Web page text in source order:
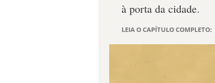
à porta da cidade.
LEIA O CAPÍTULO COMPLETO: